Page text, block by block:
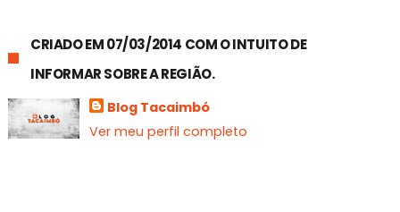
CRIADO EM 07/03/2014 COM O INTUITO DE
INFORMAR SOBRE A REGIÃO.
Blog Tacaimbó
Ver meu perfil completo